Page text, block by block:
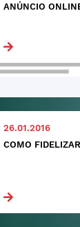
ANÚNCIO
26.01.2016
COMO